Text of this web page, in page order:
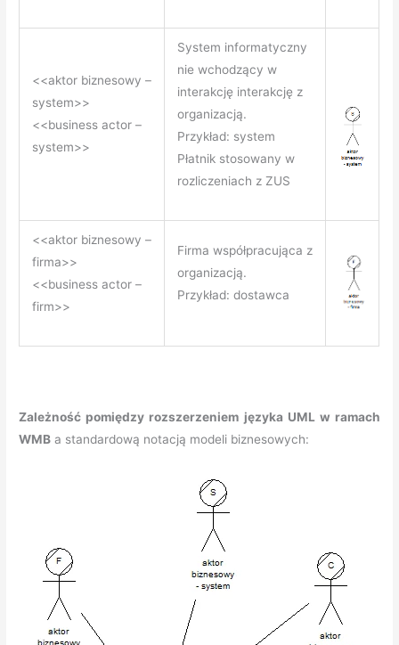
<<aktor biznesowy –
system>>
<<business actor –
system>>
System informatyczny
nie wchodzący w
interakcję interakcję z
organizacją.
Przykład: system
Płatnik stosowany w
rozliczeniach z ZUS
<<aktor biznesowy –
firma>>
<<business actor –
firm>>
Firma współpracująca z
organizacją.
Przykład: dostawca
Zależność pomiędzy rozszerzeniem języka UML w ramach
WMB a standardową notacją modeli biznesowych: